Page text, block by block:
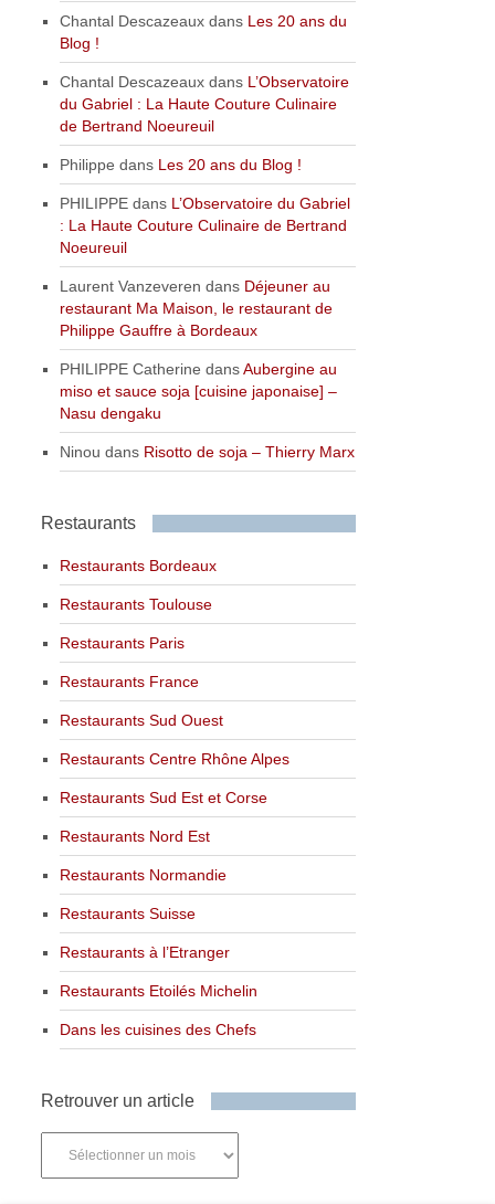
Chantal Descazeaux dans Les 20 ans du
Blog !
Chantal Descazeaux dans L’Observatoire
du Gabriel : La Haute Couture Culinaire
de Bertrand Noeureuil
Philippe dans Les 20 ans du Blog !
PHILIPPE dans L’Observatoire du Gabriel
: La Haute Couture Culinaire de Bertrand
Noeureuil
Laurent Vanzeveren dans Déjeuner au
restaurant Ma Maison, le restaurant de
Philippe Gauffre à Bordeaux
PHILIPPE Catherine dansAubergine au
miso et sauce soja [cuisine japonaise] –
Nasu dengaku
Ninou dans Risotto de soja – Thierry Marx
Restaurants
Restaurants Bordeaux
Restaurants Toulouse
Restaurants Paris
Restaurants France
Restaurants Sud Ouest
Restaurants Centre Rhône Alpes
Restaurants Sud Est et Corse
Restaurants Nord Est
Restaurants Normandie
Restaurants Suisse
Restaurants à l’Etranger
Restaurants Etoilés Michelin
Dans les cuisines des Chefs
Retrouver un article